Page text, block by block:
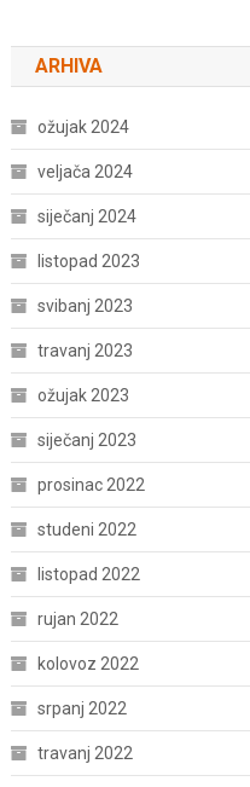
ARHIVA
ožujak 2024
veljača 2024
siječanj 2024
listopad 2023
svibanj 2023
travanj 2023
ožujak 2023
siječanj 2023
prosinac 2022
studeni 2022
listopad 2022
rujan 2022
kolovoz 2022
srpanj 2022
travanj 2022